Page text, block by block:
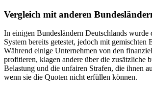
Vergleich mit anderen
In einigen Bundesländern Deutschlands wurde
System bereits getestet, jedoch mit gemischten
Während einige Unternehmen von den
profitieren, klagen andere über die zusätzliche
Belastung und die unfairen Strafen, die ihnen
wenn sie die Quoten nicht erfüllen können.